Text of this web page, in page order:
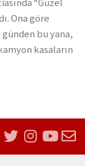
“Güzel
Ona göre
bu yana,
kasaların